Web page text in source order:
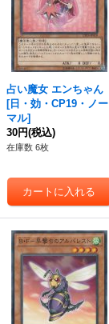
占い魔女 エンちゃん
[日・効・CP19・ノー
マル]
30円(税込)
在庫数 6枚